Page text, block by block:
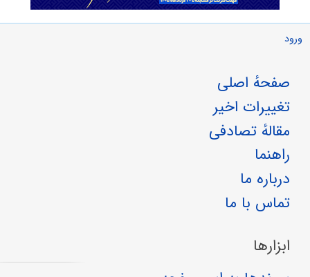
ورود
صفحهٔ اصلی
تغییرات اخیر
مقالهٔ تصادفی
راهنما
درباره ما
تماس با ما
ابزارها